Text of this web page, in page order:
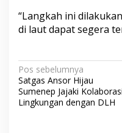
“Langkah ini
di laut dapat segera
N
a
v
Pos sebelumnya
Satgas Ansor Hijau
Sumenep Jajaki Kolaborasi
Lingkungan dengan DLH